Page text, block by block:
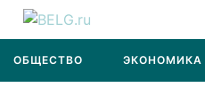
ОБЩЕСТВО ЭКОНОМИКА